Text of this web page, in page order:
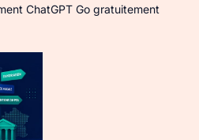
ChatGPT Go gratuitement